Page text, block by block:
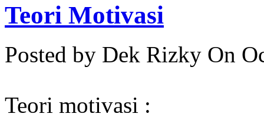
Teori Motivasi
Posted by Dek Rizky On
Teori motivasi :